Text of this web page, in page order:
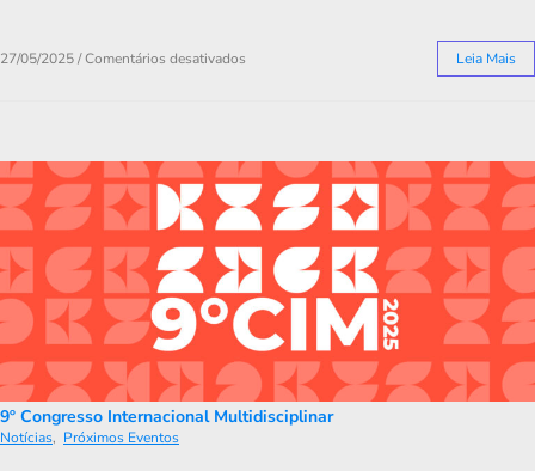
27/05/2025/Comentários desativados Leia Mais
9º Congresso Internacional Multidisciplinar
Notícias, Próximos Eventos